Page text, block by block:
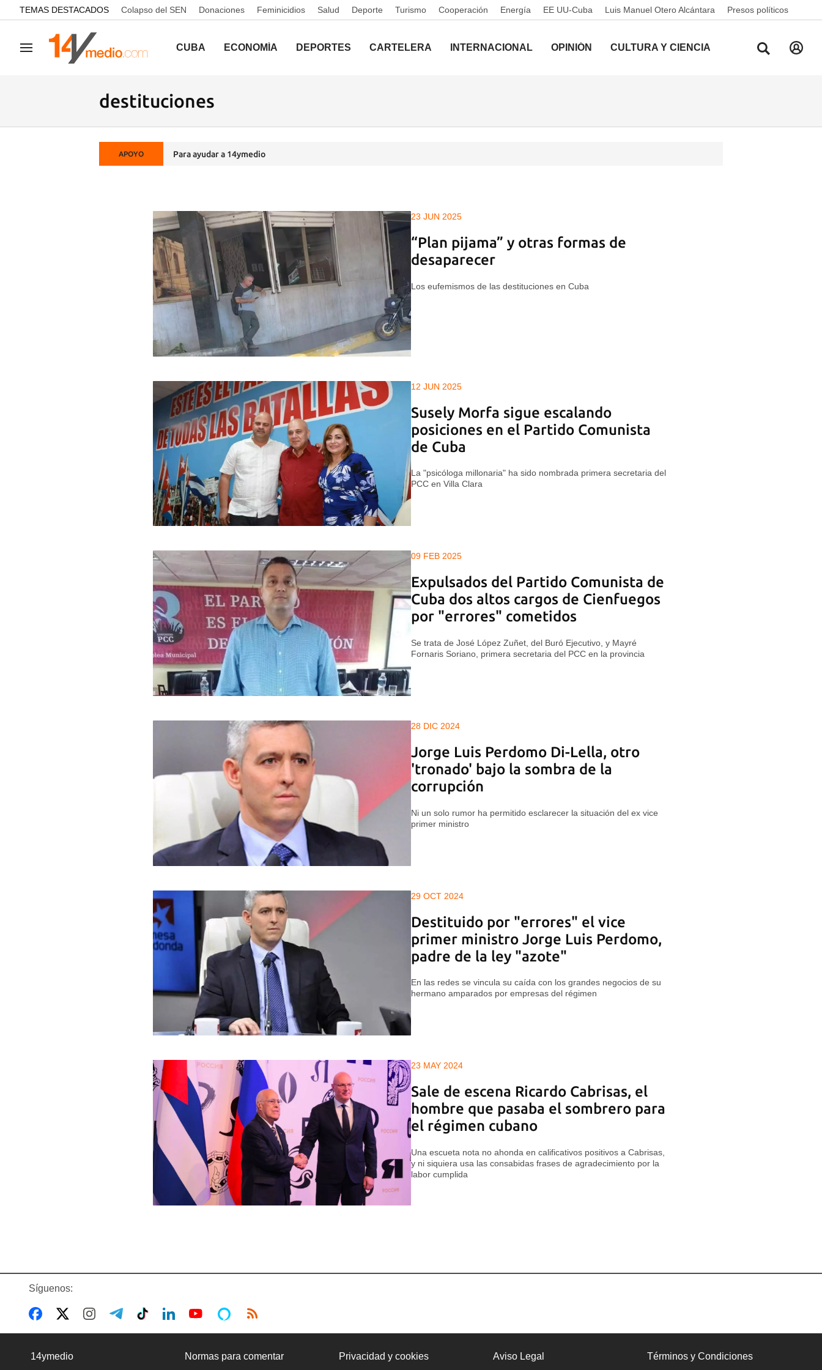
common.go-to-content
TEMAS DESTACADOS Colapso del SEN Donaciones Feminicidios Salud Deporte Turismo Cooperación Energía EE UU-Cuba Luis Manuel Otero Alcántara Presos políticos
Navegación CUBA ECONOMÍA DEPORTES CARTELERA INTERNACIONAL OPINIÓN CULTURA Y CIENCIA
destituciones
APOYO Para ayudar a 14ymedio
23 JUN 2025
“Plan pijama” y otras formas de
desaparecer
Los eufemismos de las destituciones en Cuba
12 JUN 2025
Susely Morfa sigue escalando
posiciones en el Partido Comunista
de Cuba
La "psicóloga millonaria" ha sido nombrada primera secretaria del
PCC en Villa Clara
09 FEB 2025
Expulsados del Partido Comunista de
Cuba dos altos cargos de Cienfuegos
por "errores" cometidos
Se trata de José López Zuñet, del Buró Ejecutivo, y Mayré
Fornaris Soriano, primera secretaria del PCC en la provincia
28 DIC 2024
Jorge Luis Perdomo Di-Lella, otro
'tronado' bajo la sombra de la
corrupción
Ni un solo rumor ha permitido esclarecer la situación del ex vice
primer ministro
29 OCT 2024
Destituido por "errores" el vice
primer ministro Jorge Luis Perdomo,
padre de la ley "azote"
En las redes se vincula su caída con los grandes negocios de su
hermano amparados por empresas del régimen
23 MAY 2024
Sale de escena Ricardo Cabrisas, el
hombre que pasaba el sombrero para
el régimen cubano
Una escueta nota no ahonda en calificativos positivos a Cabrisas,
y ni siquiera usa las consabidas frases de agradecimiento por la
labor cumplida
Síguenos:
14ymedio Normas para comentar Privacidad y cookies Aviso Legal Términos y Condiciones